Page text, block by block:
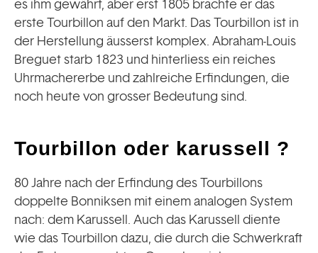
es ihm gewährt, aber erst 1805 brachte er das
erste Tourbillon auf den Markt. Das Tourbillon ist in
der Herstellung äusserst komplex. Abraham-Louis
Breguet starb 1823 und hinterliess ein reiches
Uhrmachererbe und zahlreiche Erfindungen, die
noch heute von grosser Bedeutung sind.
Tourbillon oder karussell ?
80 Jahre nach der Erfindung des Tourbillons
doppelte Bonniksen mit einem analogen System
nach: dem Karussell. Auch das Karussell diente
wie das Tourbillon dazu, die durch die Schwerkraft